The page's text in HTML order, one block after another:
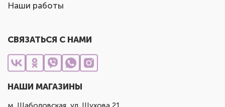
Наши работы
СВЯЗАТЬСЯ С НАМИ
НАШИ МАГАЗИНЫ